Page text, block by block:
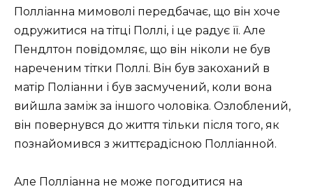
Полліанна мимоволі передбачає, що він хоче
одружитися на тітці Поллі, і це радує її. Але
Пендлтон повідомляє, що він ніколи не був
нареченим тітки Поллі. Він був закоханий в
матір Поліанни і був засмучений, коли вона
вийшла заміж за іншого чоловіка. Озлоблений,
він повернувся до життя тільки після того, як
познайомився з життєрадісною Полліанной.
Але Полліанна не може погодитися на